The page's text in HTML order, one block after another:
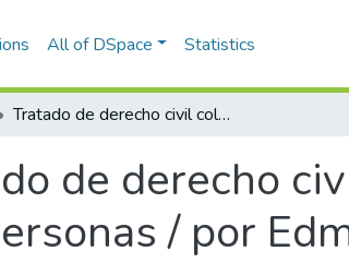
All of DSpace Statistics
Tratado de derecho civil colombiano : tomo primero : de las personas / por Edmond Champeau, Antonio José Uribe
de derecho
/ por